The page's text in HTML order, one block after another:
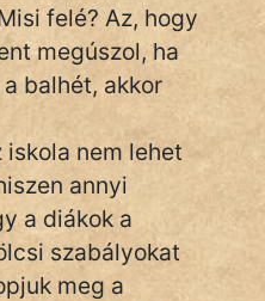
felé? Az, hogy
megúszol, ha
balhét, akkor
iskola nem lehet
annyi
a diákok a
szabályokat
meg a